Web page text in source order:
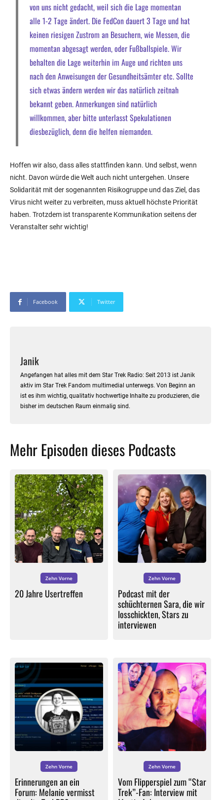
von uns nicht gedacht, weil sich die Lage momentan
alle 1-2 Tage ändert. Die FedCon dauert 3 Tage und hat
keinen riesigen Zustrom an Besuchern, wie Messen, die
momentan abgesagt werden, oder Fußballspiele. Wir
behalten die Lage weiterhin im Auge und richten uns
nach den Anweisungen der Gesundheitsämter etc. Sollte
sich etwas ändern werden wir das natürlich zeitnah
bekannt geben. Anmerkungen sind natürlich
willkommen, aber bitte unterlasst Spekulationen
diesbezüglich, denn die helfen niemanden.
Hoffen wir also, dass alles stattfinden kann. Und selbst, wenn
nicht. Davon würde die Welt auch nicht untergehen. Unsere
Solidarität mit der sogenannten Risikogruppe und das Ziel, das
Virus nicht weiter zu verbreiten, muss aktuell höchste Priorität
haben. Trotzdem ist transparente Kommunikation seitens der
Veranstalter sehr wichtig!
Facebook Twitter
Janik
Angefangen hat alles mit dem Star Trek Radio: Seit 2013 ist Janik
aktiv im Star Trek Fandom multimedial unterwegs. Von Beginn an
ist es ihm wichtig, qualitativ hochwertige Inhalte zu produzieren, die
bisher im deutschen Raum einmalig sind.
Mehr Episoden dieses Podcasts
Zehn Vorne
20 Jahre Usertreffen
Zehn Vorne
Podcast mit der
schüchternen Sara, die wir
losschickten, Stars zu
interviewen
Zehn Vorne
Erinnerungen an ein
Forum: Melanie vermisst
Zehn Vorne
Vom Flipperspiel zum “Star
Trek”-Fan: Interview mit